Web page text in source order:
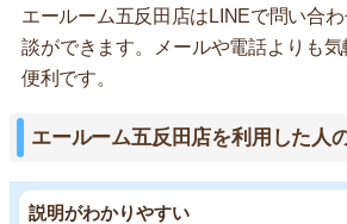
エールーム五反田店はLINEで問い合
談ができます。メールや電話よりも
便利です。
エールーム五反田店を利用した人
説明がわかりやすい